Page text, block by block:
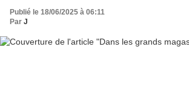
Publié le 18/06/2025 à 06:11
Par J